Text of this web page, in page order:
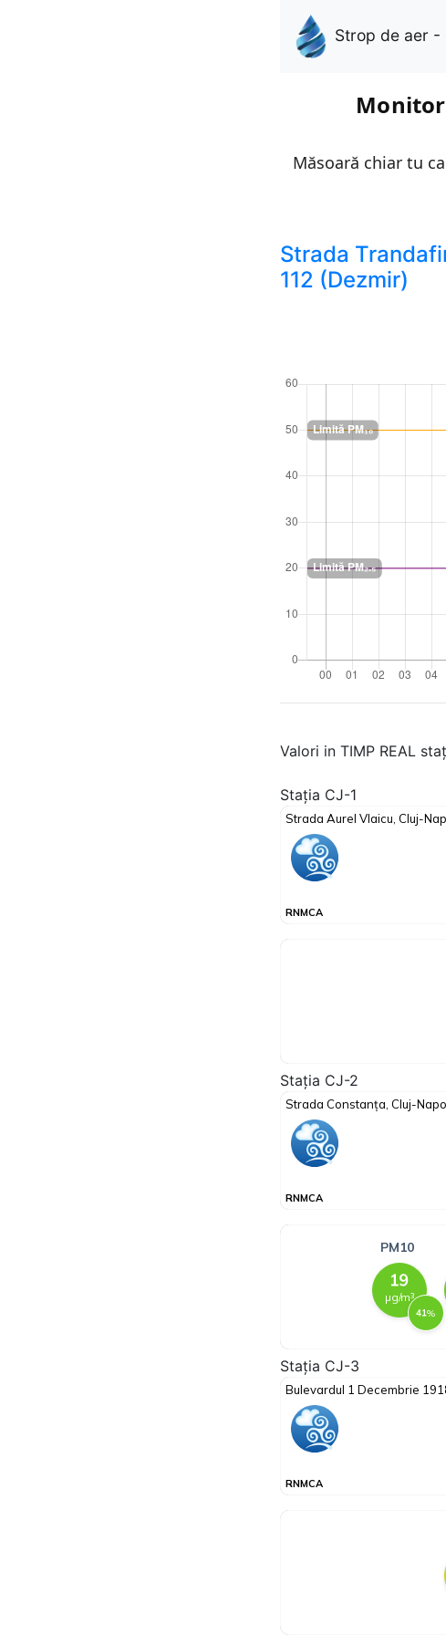
Strop de aer -
Măsoară chiar tu
Strada
112 (Dezmir)
Valori in TIMP REAL
Stația CJ-1
Stația CJ-2
Stația CJ-3